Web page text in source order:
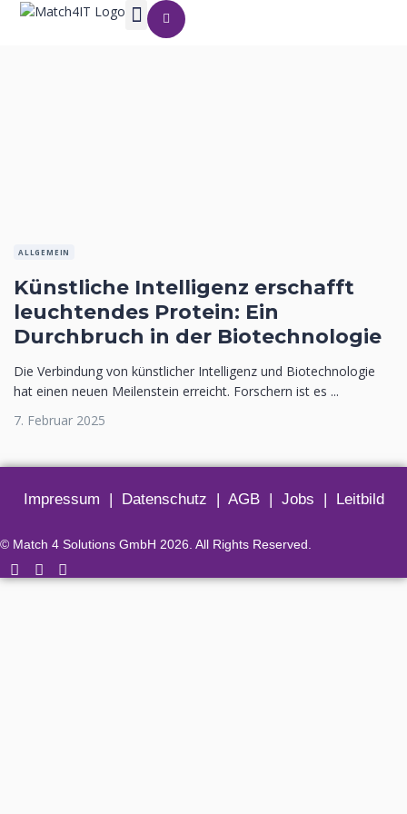
ALLGEMEIN
Künstliche Intelligenz erschafft
leuchtendes Protein: Ein
Durchbruch in der Biotechnologie
Die Verbindung von künstlicher Intelligenz und Biotechnologie
hat einen neuen Meilenstein erreicht. Forschern ist es ...
7. Februar 2025
Impressum | Datenschutz | AGB| Jobs | Leitbild
© Match 4 Solutions GmbH 2026. All Rights Reserved.